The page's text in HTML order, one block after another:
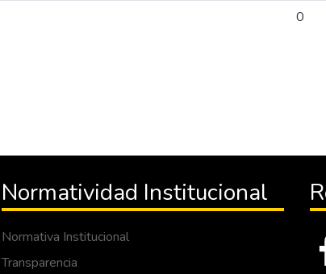
0
Normatividad Institucional
Normativa Institucional
Transparencia